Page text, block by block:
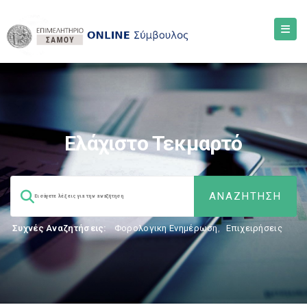
Ελάχιστο Τεκμαρτό
Συχνές Αναζητήσεις: Φορολογικη Ενημέρωση, Επιχειρήσεις